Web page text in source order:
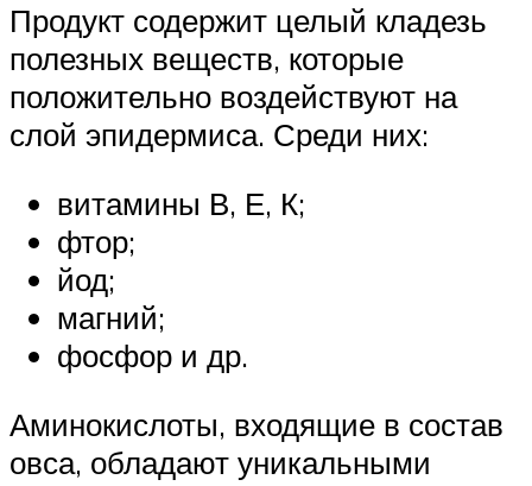
Продукт содержит целый кладезь
полезных веществ, которые
положительно воздействуют на
слой эпидермиса. Среди них:
витамины В, Е, К;
фтор;
йод;
магний;
фосфор и др.
Аминокислоты, входящие в состав
овса, обладают уникальными